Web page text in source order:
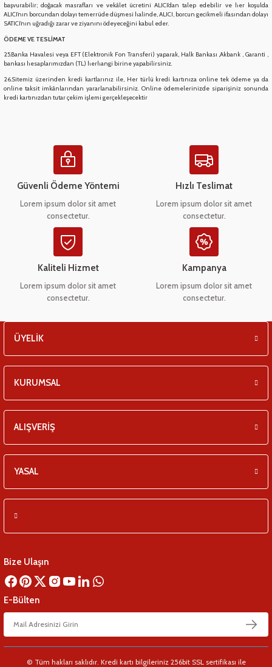
başvurabilir; doğacak masrafları ve vekâlet ücretini ALICI’dan talep edebilir ve her koşulda
ALICI’nın borcundan dolayı temerrüde düşmesi halinde, ALICI, borcun gecikmeli ifasından dolayı
SATICI’nın uğradığı zarar ve ziyanını ödeyeceğini kabul eder.
ÖDEME VE TESLİMAT
25.Banka Havalesi veya EFT (Elektronik Fon Transferi) yaparak, Halk Bankası ,Akbank , Garanti ,
bankası hesaplarımızdan (TL) herhangi birine yapabilirsiniz.
26.Sitemiz üzerinden kredi kartlarınız ile, Her türlü kredi kartınıza online tek ödeme ya da
online taksit imkânlarından yararlanabilirsiniz. Online ödemelerinizde siparişiniz sonunda
kredi kartınızdan tutar çekim işlemi gerçekleşecektir
Güvenli Ödeme Yöntemi
Lorem ipsum dolor sit amet
consectetur.
Hızlı Teslimat
Lorem ipsum dolor sit amet
consectetur.
Kaliteli Hizmet
Lorem ipsum dolor sit amet
consectetur.
Kampanya
Lorem ipsum dolor sit amet
consectetur.
ÜYELİK
KURUMSAL
ALIŞVERİŞ
YASAL
Bize Ulaşın
E-Bülten
© Tüm hakları saklıdır. Kredi kartı bilgileriniz 256bit SSL sertifikası ile